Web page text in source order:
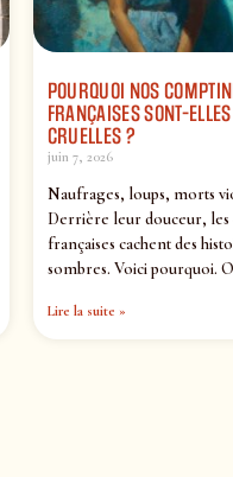
POURQUOI NOS
FRANÇAISES SONT-
CRUELLES ?
juin 7, 2026
Naufrages, loups, morts
Derrière leur douceur, les
françaises cachent des
sombres. Voici pourquoi.
Lire la suite »